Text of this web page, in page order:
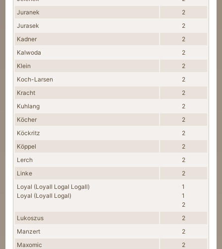
Juranek
2
Jurasek
2
Kadner
2
Kalwoda
2
Klein
2
Koch-Larsen
2
Kracht
2
Kuhlang
2
Köcher
2
Köckritz
2
Köppel
2
Lerch
2
Linke
2
Loyal (Loyall Logal Logall)
Loyal (Loyall Logal)
1
1
2
Lukoszus
2
Manzert
2
Maxomic
2